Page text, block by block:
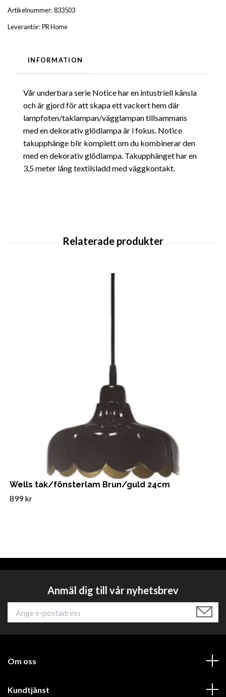
Artikelnummer:833503
Leverantör:PR Home
INFORMATION
Vår underbara serie Notice har en intustriell känsla
och är gjord för att skapa ett vackert hem där
lampfoten/taklampan/vägglampan tillsammans
med en dekorativ glödlampa är i fokus. Notice
takupphänge blir komplett om du kombinerar den
med en dekorativ glödlampa. Takupphänget har en
3,5 meter lång textilsladd med väggkontakt.
Wells tak/fönsterlam Brun/guld 24cm
899 kr
Anmäl dig till vår nyhetsbrev
Om oss
Kundtjänst